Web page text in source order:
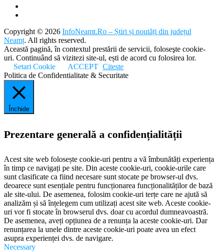
Copyright © 2026 InfoNeamt.Ro – Știri și noutăți din județul
Neamț. All rights reserved.
Această pagină, în contextul prestării de servicii, foloseşte cookie-
uri. Continuând să vizitezi site-ul, ești de acord cu folosirea lor.
Setari Cookie
ACCEPT Citeste
Politica de Confidentialitate & Securitate
Închide
Prezentare generală a confidențialității
Acest site web folosește cookie-uri pentru a vă îmbunătăți experiența
în timp ce navigați pe site. Din aceste cookie-uri, cookie-urile care
sunt clasificate ca fiind necesare sunt stocate pe browser-ul dvs.
deoarece sunt esențiale pentru funcționarea funcționalităților de bază
ale site-ului. De asemenea, folosim cookie-uri terțe care ne ajută să
analizăm și să înțelegem cum utilizați acest site web. Aceste cookie-
uri vor fi stocate în browserul dvs. doar cu acordul dumneavoastră.
De asemenea, aveți opțiunea de a renunța la aceste cookie-uri. Dar
renunțarea la unele dintre aceste cookie-uri poate avea un efect
asupra experienței dvs. de navigare.
Necessary